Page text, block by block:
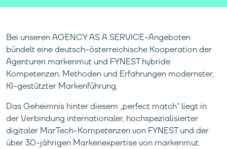
Bei unseren AGENCY AS A SERVICE-Angeboten
bündelt eine deutsch-österreichische Kooperation der
Agenturen markenmut und FYNEST hybride
Kompetenzen, Methoden und Erfahrungen modernster,
KI-gestützter Markenführung.
Das Geheimnis hinter diesem „perfect match“ liegt in
der Verbindung internationaler, hochspezialisierter
digitaler MarTech-Kompetenzen von FYNEST und der
über 30-jährigen Markenexpertise von markenmut.